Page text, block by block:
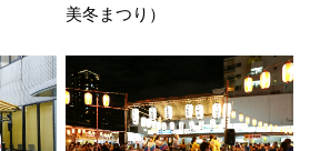
美冬まつり）